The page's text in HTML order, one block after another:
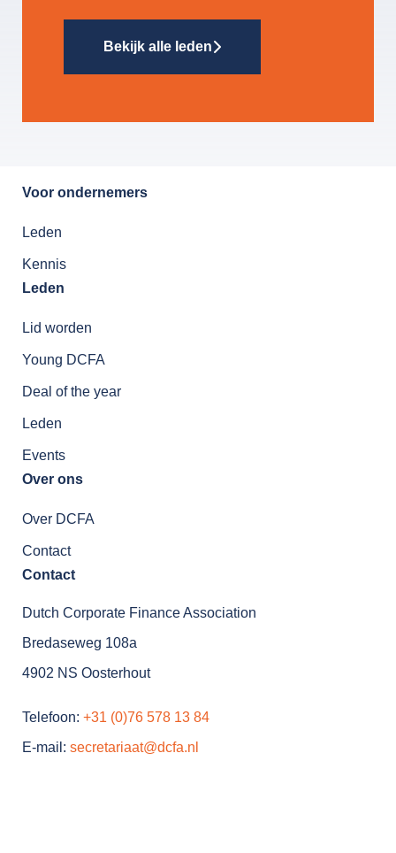
Bekijk alle leden
Voor ondernemers
Leden
Kennis
Leden
Lid worden
Young DCFA
Deal of the year
Leden
Events
Over ons
Over DCFA
Contact
Contact
Dutch Corporate Finance Association
Bredaseweg 108a
4902 NS Oosterhout
Telefoon: +31 (0)76 578 13 84
E-mail: secretariaat@dcfa.nl